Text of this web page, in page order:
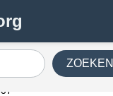
ZOEKEN